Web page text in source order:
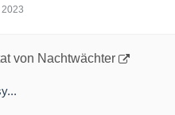
von Nachtwächter